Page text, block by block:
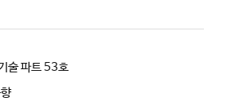
술 파트 53호